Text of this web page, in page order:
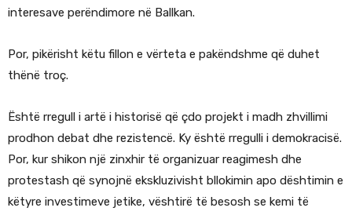
interesave perëndimore në Ballkan.
Por, pikërisht këtu fillon e vërteta e pakëndshme që duhet
thënë troç.
Është rregull i artë i historisë që çdo projekt i madh zhvillimi
prodhon debat dhe rezistencë. Ky është rregulli i demokracisë.
Por, kur shikon një zinxhir të organizuar reagimesh dhe
protestash që synojnë ekskluzivisht bllokimin apo dështimin e
këtyre investimeve jetike, vështirë të besosh se kemi të